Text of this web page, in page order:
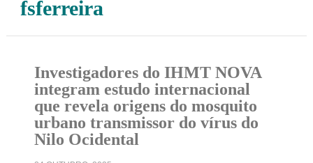
fsferreira
Investigadores do IHMT NOVA
integram estudo internacional
que revela origens do mosquito
urbano transmissor do vírus do
Nilo Ocidental